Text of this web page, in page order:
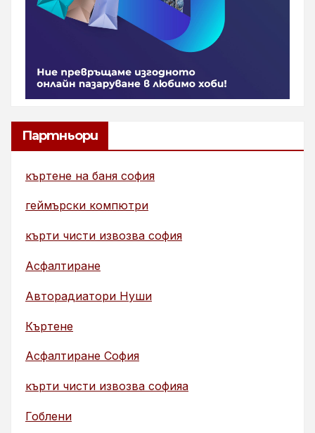
Партньори
къртене на баня софия
геймърски компютри
кърти чисти извозва софия
Асфалтиране
Авторадиатори Нуши
Къртене
Асфалтиране София
кърти чисти извозва софияа
Гоблени